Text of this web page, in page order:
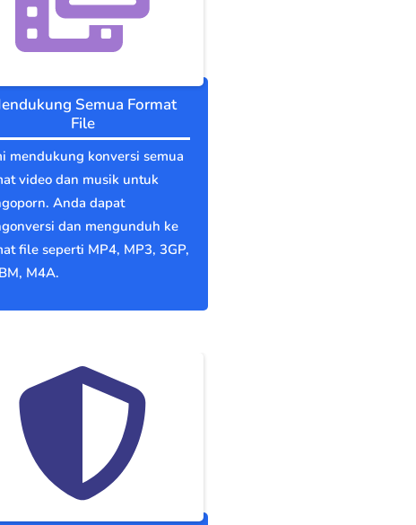
Semua Format
File
mendukung konversi semua
video dan musik untuk
Anda dapat
dan mengunduh ke
file seperti MP4, MP3, 3GP,
M4A.